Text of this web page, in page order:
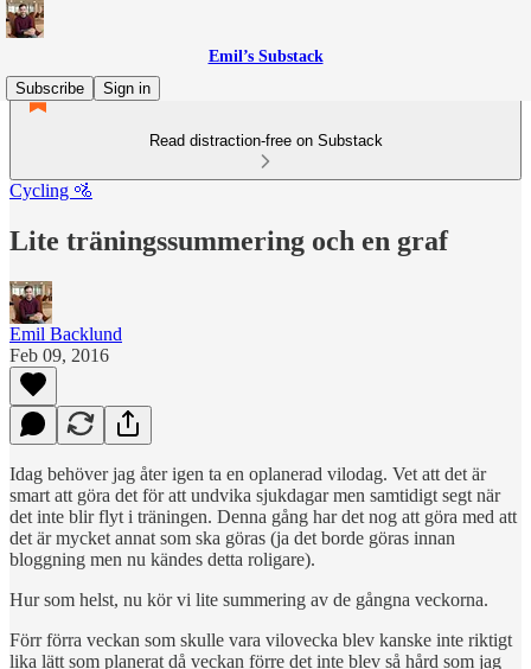
Emil’s Substack
Subscribe
Sign in
Read distraction-free on Substack
Cycling 🚵
Lite träningssummering och en graf
Emil Backlund
Feb 09, 2016
Idag behöver jag åter igen ta en oplanerad vilodag. Vet att det är
smart att göra det för att undvika sjukdagar men samtidigt segt när
det inte blir flyt i träningen. Denna gång har det nog att göra med att
det är mycket annat som ska göras (ja det borde göras innan
bloggning men nu kändes detta roligare).
Hur som helst, nu kör vi lite summering av de gångna veckorna.
Förr förra veckan som skulle vara vilovecka blev kanske inte riktigt
lika lätt som planerat då veckan förre det inte blev så hård som jag